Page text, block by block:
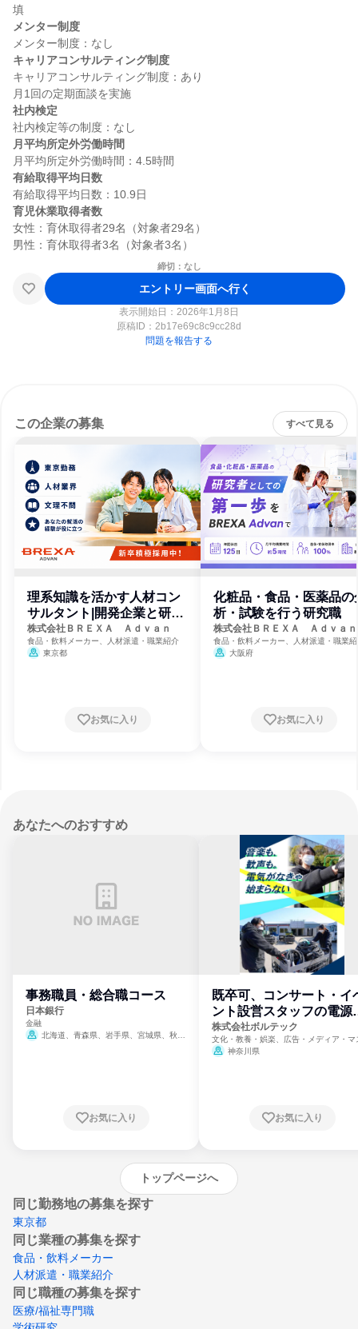
メンター制度
キャリアコンサルティング制度
キャリアコンサルティング制度：あり
社内検定
月平均所定外労働時間
有給取得平均日数
育児休業取得者数
女性：育休取得者29名（対象者29名）
締切：なし
エントリー画面へ行く
表示開始日：2026年1月8日
原稿ID： 2b17e69c8c9cc28d
問題を報告する
この企業の募集 すべて見る
理系知識を活かす人材コン
サルタント|開発企業と研究
者を支援
株式会社ＢＲＥＸＡ Ａｄｖａｎ
食品・飲料メーカー、人材派遣・職業紹介
東京都
お気に入り
化粧品・食品・医薬品の
析・試験を行う研究職
株式会社ＢＲＥＸＡ Ａｄｖａｎ
食品・飲料メーカー、人材派遣・職業
大阪府
お気に入り
あなたへのおすすめ
事務職員・総合職コース
日本銀行
金融
北海道、青森県、岩手県、宮城県、秋田
崎県、熊本県、大分県、宮崎県、鹿児島県、
お気に入り
既卒可、コンサート・イ
ント設営スタッフの電源
門
株式会社ボルテック
文化・教養・娯楽、広告・メディア・マ
ミ、電力・ガス・水道・エネルギー
神奈川県
お気に入り
トップページへ
同じ勤務地の募集を探す
東京都
同じ業種の募集を探す
食品・飲料メーカー
人材派遣・職業紹介
同じ職種の募集を探す
医療/福祉専門職